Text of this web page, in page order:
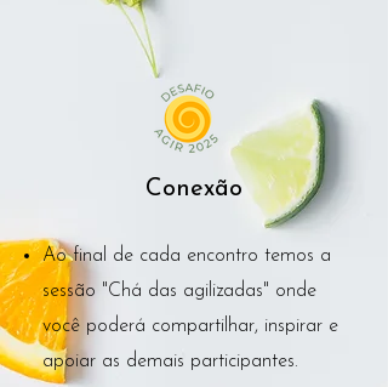
Conexão
Ao final de cada encontro temos a
sessão "Chá das agilizadas" onde
você poderá compartilhar, inspirar e
apoiar as demais participantes.